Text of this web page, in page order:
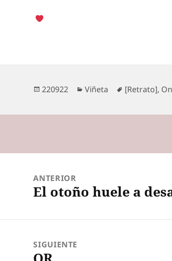
Publicado
220922 Categorías
Viñeta Etiquetas
[Retrato],
entradas
ANTERIOR
Entrada
El otoño huele a
SIGUIENTE
Entrada